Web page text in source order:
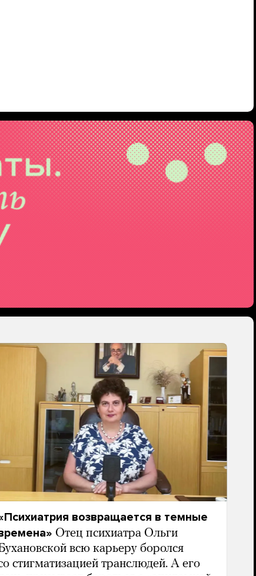
возвращается в темные
Отец психиатра Ольги
всю карьеру боролся
стигматизацией транслюдей. А его